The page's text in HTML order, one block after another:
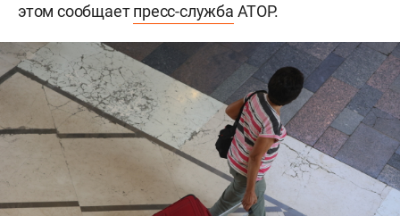
этом сообщаетпресс-служба АТОР.